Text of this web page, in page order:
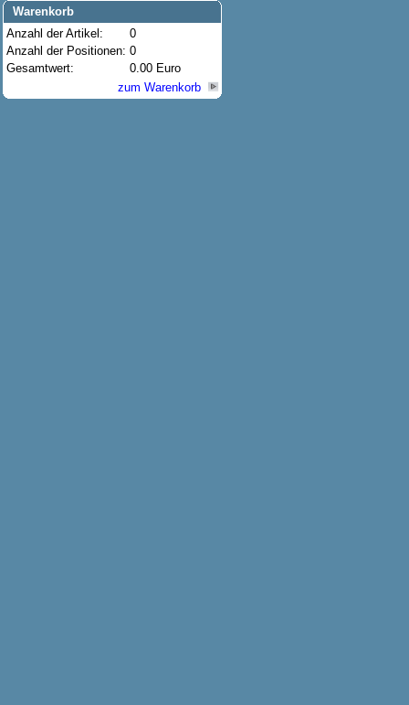
Warenkorb
Anzahl der Artikel:
0
Anzahl der Positionen: 0
Gesamtwert:
0.00 Euro
zum Warenkorb